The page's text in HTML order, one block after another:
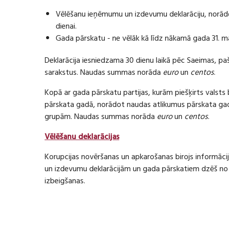
Vēlēšanu ieņēmumu un izdevumu deklarāciju,
dienai.
Gada pārskatu - ne vēlāk kā līdz nākamā gada 31.
Deklarācija iesniedzama 30 dienu laikā pēc Saeimas,
sarakstus. Naudas summas norāda euroun centos.
Kopā ar gada pārskatu partijas, kurām piešķirts
pārskata gadā, norādot naudas atlikumus pārskata
grupām. Naudas summas norāda euroun centos.
Vēlēšanu deklarācijas
Korupcijas novēršanas un apkarošanas birojs
un izdevumu deklarācijām un gada pārskatiem dzēš
izbeigšanas.